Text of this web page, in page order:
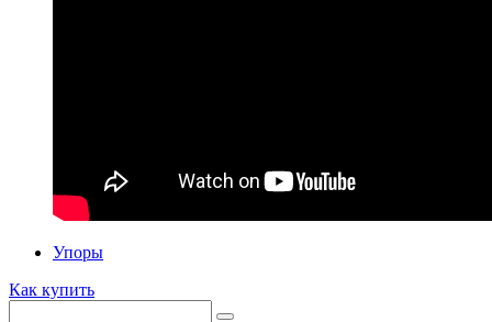
Упоры
Как купить